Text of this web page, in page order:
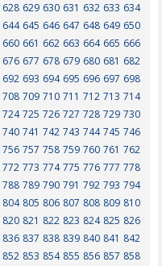
628 629 630 631 632 633 634
644 645 646 647 648 649 650
660 661 662 663 664 665 666
676 677 678 679 680 681 682
692 693 694 695 696 697 698
708 709 710 711 712 713 714
724 725 726 727 728 729 730
740 741 742 743 744 745 746
756 757 758 759 760 761 762
772 773 774 775 776 777 778
788 789 790 791 792 793 794
804 805 806 807 808 809 810
820 821 822 823 824 825 826
836 837 838 839 840 841 842
852 853 854 855 856 857 858